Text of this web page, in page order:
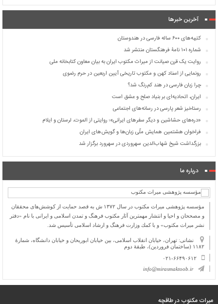
آخرین خبرها
کتیبه‌های ۶۰۰ ساله فارسی در هندوستان
شماره ۱۰۱ نامۀ فرهنگستان منتشر شد
روایت یک قرن صیانت از میراث مکتوب ایران به بیان معاون کتابخانه ملی
رونمایی از اسناد کهن و مکتوب تاریخی آیین اربعین در حرم رضوی
چرا زبان فارسی در هند کم‌رنگ شد؟
ایران، اتحادیه‌ای بر بنیاد صلح و عشق است
رستاخیز شعر پارسی در رسانه‌های اجتماعی
«دره‌های حشاشین و دیگر سفرهای ایرانی»؛ روایتی از الموت، لرستان و ایلام
فراخوان هشتمین همایش ملّی زبان‌ها و گویش‌های ایران
بزرگداشت شیخ شهاب‌الدین سهروردی در سهرورد برگزار شد
درباره ما
مؤسسه پژوهشی میراث مكتوب در سال ۱۳۷۲ ش به قصد حمایت از كوشش‌های محققان
و مصححان و احیا و انتشار مهمترین آثار مكتوب فرهنگ و تمدن اسلامی و ایرانی با نام «دفتر
نشر میراث مكتوب» و با كمك وزارت فرهنگ و ارشاد اسلامی تأسیس شد.
نشانی: تهران، خیابان انقلاب اسلامی، بین خیابان ابوریحان و خیابان دانشگاه، شمارۀ
۱۱۸۲ (ساختمان فروردین)، طبقۀ دوم
۰۲۱-۶۶۴۹۰۶۱۲
info@mirasmaktoob.ir
میرات مکتوب در طاقچه